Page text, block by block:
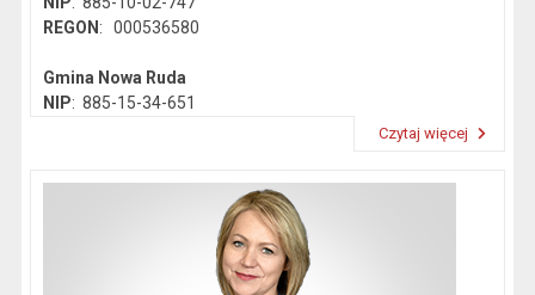
REGON : 000536580
Gmina Nowa Ruda
NIP: 885-15-34-651
Czytaj więcej